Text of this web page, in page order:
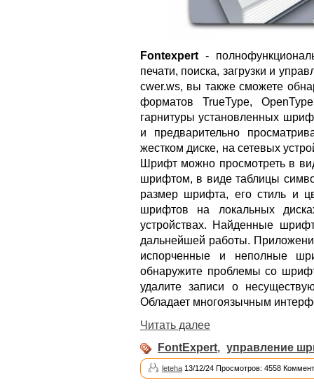
Fontexpert -
печати, поиска, загрузки и
cwer.ws, вы также сможете
форматов TrueType,
гарнитуры установленных
и предварительно
жестком диске, на сетевых
Шрифт можно просмотреть в
шрифтом, в виде таблицы
размер шрифта, его стиль и
шрифтов на локальных
устройствах. Найденные
дальнейшей работы.
испорченные и неполные
обнаружите проблемы со
удалите записи о
Обладает многоязычным
Читать далее
FontExpert, управление
leteha 13/12/24 Просмотров: 4558